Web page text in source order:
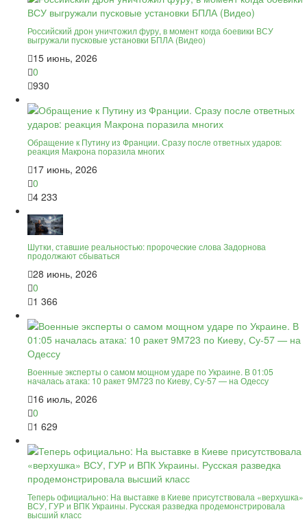
Российский дрон уничтожил фуру, в момент когда боевики ВСУ
выгружали пусковые установки БПЛА (Видео)
15 июнь, 2026
0
930
Обращение к Путину из Франции. Сразу после ответных ударов:
реакция Макрона поразила многих
17 июнь, 2026
0
4 233
Шутки, ставшие реальностью: пророческие слова Задорнова
продолжают сбываться
28 июнь, 2026
0
1 366
Военные эксперты о самом мощном ударе по Украине. В 01:05
началась атака: 10 ракет 9М723 по Киеву, Су-57 — на Одессу
16 июль, 2026
0
1 629
Теперь официально: На выставке в Киеве присутствовала «верхушка»
ВСУ, ГУР и ВПК Украины. Русская разведка продемонстрировала
высший класс